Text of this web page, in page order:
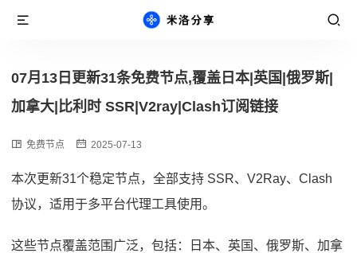
07月13日更新31条免费节点,覆盖日本|英国|俄罗斯|
加拿大|比利时 SSR|V2ray|Clash订阅链接
免费节点 2025-07-13
本次更新31个稳定节点，全部支持 SSR、V2Ray、Clash
协议，适用于多平台代理工具使用。
这些节点覆盖范围广泛，包括：日本、英国、俄罗斯、加拿